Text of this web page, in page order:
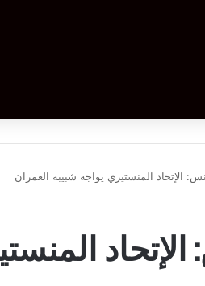
الإتحاد المنستيري يواجه شبيبة العمران